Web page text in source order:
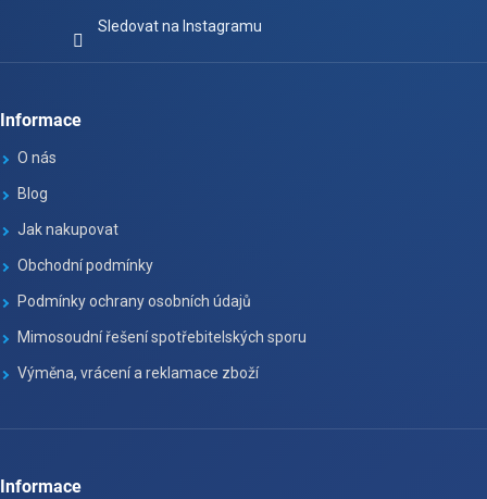
Sledovat na Instagramu
Informace
O nás
Blog
Jak nakupovat
Obchodní podmínky
Podmínky ochrany osobních údajů
Mimosoudní řešení spotřebitelských sporu
Výměna, vrácení a reklamace zboží
Informace